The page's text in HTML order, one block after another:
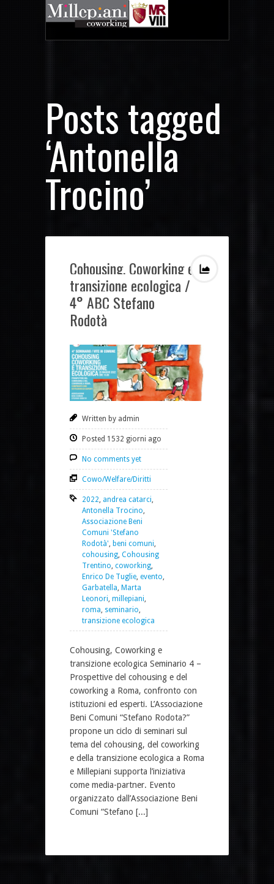
Posts tagged
‘Antonella
Trocino’
Cohousing, Coworking e
transizione ecologica /
4° ABC Stefano
Rodotà
Written by admin
Posted 1532 giorni ago
No comments yet
Cowo/Welfare/Diritti
2022 andrea catarci
Antonella Trocino
Associazione Beni
Comuni 'Stefano
Rodotà'
beni comuni
cohousing Cohousing
Trentino coworking
Enrico De Tuglie evento
Garbatella Marta
Leonori millepiani
roma seminario
transizione ecologica
Cohousing, Coworking e
transizione ecologica Seminario 4 –
Prospettive del cohousing e del
coworking a Roma, confronto con
istituzioni ed esperti. L’Associazione
Beni Comuni “Stefano Rodota?”
propone un ciclo di seminari sul
tema del cohousing, del coworking
e della transizione ecologica a Roma
e Millepiani supporta l’iniziativa
come media-partner. Evento
organizzato dall’Associazione Beni
Comuni “Stefano [...]